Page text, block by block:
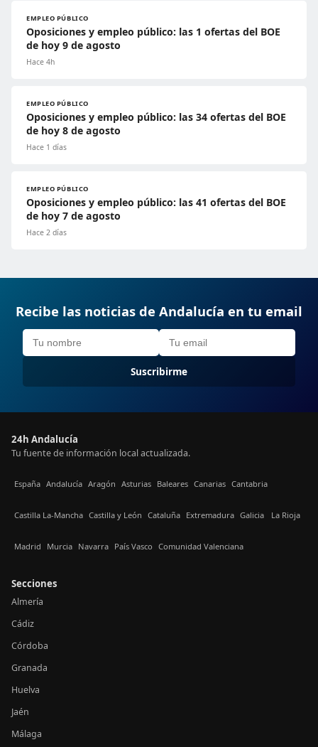
EMPLEO PÚBLICO
Oposiciones y empleo público: las 1 ofertas del BOE
de hoy 9 de agosto
Hace 4h
EMPLEO PÚBLICO
Oposiciones y empleo público: las 34 ofertas del BOE
de hoy 8 de agosto
Hace 1 días
EMPLEO PÚBLICO
Oposiciones y empleo público: las 41 ofertas del BOE
de hoy 7 de agosto
Hace 2 días
Recibe las noticias de Andalucía en tu email
Suscribirme
24h Andalucía
Tu fuente de información local actualizada.
España Andalucía Aragón Asturias Baleares Canarias Cantabria
Castilla La-Mancha Castilla y León Cataluña Extremadura Galicia La Rioja
Madrid Murcia Navarra País Vasco Comunidad Valenciana
Secciones
Almería
Cádiz
Córdoba
Granada
Huelva
Jaén
Málaga